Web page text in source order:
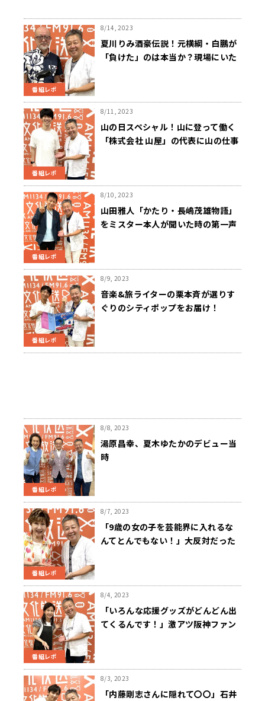
番組レポ
8/14, 2023
夏川りみ酒豪伝説！元横綱・白鵬が
「負けた」のは本当か？現場にいた
番組レポ
8/11, 2023
山の日スペシャル！山に登って働く
「株式会社 山屋」の代表に山の仕事
番組レポ
8/10, 2023
山田雅人「かたり・長嶋茂雄物語」
をミスター本人が聞いた時の第一声
番組レポ
8/9, 2023
音楽&旅ライターの栗本斉が選りす
ぐりのシティポップをお届け！
番組レポ
8/8, 2023
湯原昌幸、夏木ゆたかのデビュー当
時
番組レポ
8/7, 2023
「9歳の女の子を芸能界に入れるな
んてとんでもない！」大反対だった
番組レポ
8/4, 2023
「いろんな応援グッズがどんどん出
てくるんです！」激アツ阪神ファン
8/3, 2023
「内藤剛志さんに隠れて〇〇」石井